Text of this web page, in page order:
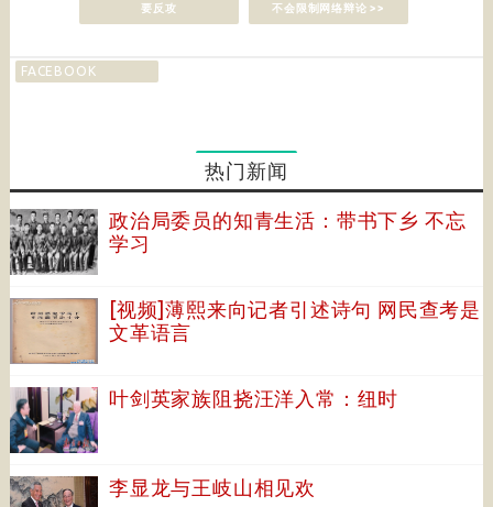
要反攻
不会限制网络辩论 >>
FACEBOOK
热门新闻
政治局委员的知青生活：带书下乡 不忘
学习
[视频]薄熙来向记者引述诗句 网民查考是
文革语言
叶剑英家族阻挠汪洋入常：纽时
李显龙与王岐山相见欢